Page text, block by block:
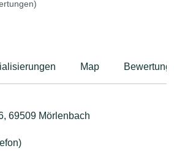
Map
69509 Mörlenbach